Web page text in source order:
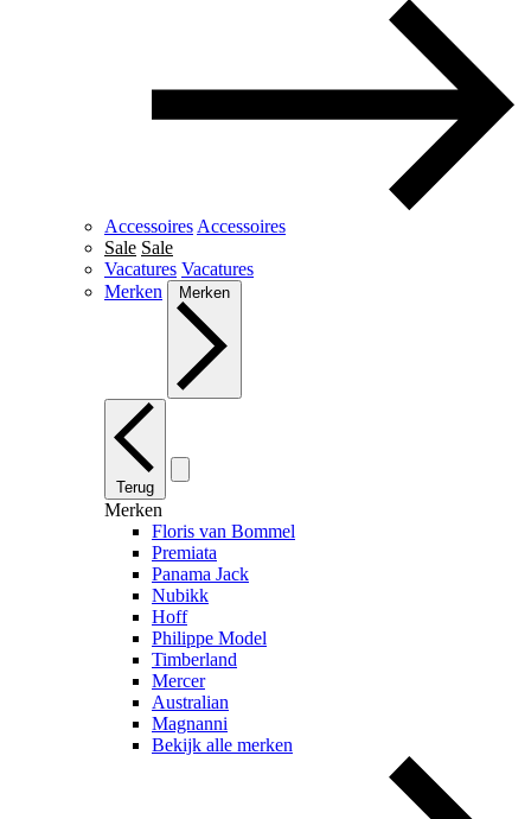
Accessoires Accessoires
Sale Sale
Vacatures Vacatures
Merken
Merken
Terug
Merken
Floris van Bommel
Premiata
Panama Jack
Nubikk
Hoff
Philippe Model
Timberland
Mercer
Australian
Magnanni
Bekijk alle merken